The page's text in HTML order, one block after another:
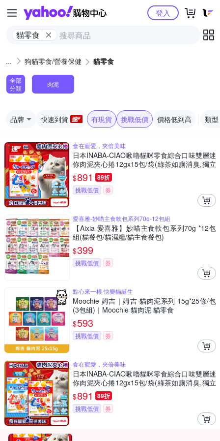
Yahoo購物中心
貓零食
登入
狗貓零食/營養保健 貓零食
全部
分類
肉泥
品牌 快速到貨 有現貨 挑戰低價 價格低到高 類型
食在寵愛，夾倍美味
日本INABA-CIAO啾嚕貓咪零食綜合口味雙層迷
你肉泥夾心捲12gx15包/袋(綠茶如廁消臭,獨立
包貓泥餅乾,毛孩點心副食量販包,寵物零嘴三角
包)
$891 89折
挑戰低價 券
愛喜雅-妙喵主食軟包系列70g-12包組
【Aixia 愛喜雅】妙喵主食軟包系列70g *12包
組(貓餐包/貓濕糧/貓主食餐包)
$399
挑戰低價 券
點心來一根 快樂貓誕生
Moochie 姆吉｜姆吉 貓肉泥系列 15g*25條/包
(3包組)｜Moochie 貓肉泥 貓零食
$593
挑戰低價 券
食在寵愛，夾倍美味
日本INABA-CIAO啾嚕貓咪零食綜合口味雙層迷
你肉泥夾心捲12gx15包/袋(綠茶如廁消臭,獨立
包貓泥餅乾,毛孩點心副食量販包,寵物零嘴三角
包)
$891 89折
挑戰低價 券